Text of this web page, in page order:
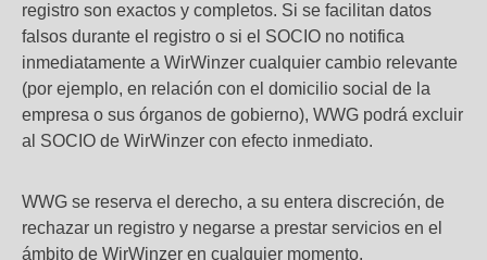
registro son exactos y completos. Si se facilitan datos
falsos durante el registro o si el SOCIO no notifica
inmediatamente a WirWinzer cualquier cambio relevante
(por ejemplo, en relación con el domicilio social de la
empresa o sus órganos de gobierno), WWG podrá excluir
al SOCIO de WirWinzer con efecto inmediato.
WWG se reserva el derecho, a su entera discreción, de
rechazar un registro y negarse a prestar servicios en el
ámbito de WirWinzer en cualquier momento.